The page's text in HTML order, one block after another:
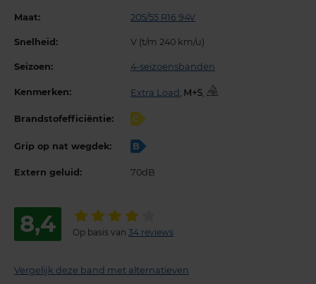
Maat: 205/55 R16 94V
Snelheid: V (t/m 240 km/u)
Seizoen: 4-seizoensbanden
Kenmerken: Extra Load ,
Brandstofefficiëntie: C
Grip op nat wegdek: B
Extern geluid: 70dB
8,4 Op basis van 34 reviews
Vergelijk deze band met alternatieven